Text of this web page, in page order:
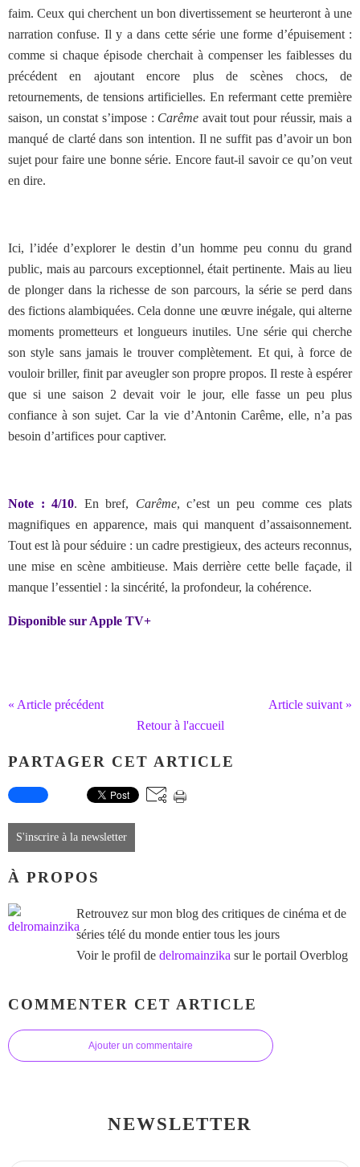
faim. Ceux qui cherchent un bon divertissement se heurteront à une
narration confuse. Il y a dans cette série une forme d’épuisement :
comme si chaque épisode cherchait à compenser les faiblesses du
précédent en ajoutant encore plus de scènes chocs, de
retournements, de tensions artificielles. En refermant cette première
saison, un constat s’impose : Carême avait tout pour réussir, mais a
manqué de clarté dans son intention. Il ne suffit pas d’avoir un bon
sujet pour faire une bonne série. Encore faut-il savoir ce qu’on veut
en dire.
Ici, l’idée d’explorer le destin d’un homme peu connu du grand
public, mais au parcours exceptionnel, était pertinente. Mais au lieu
de plonger dans la richesse de son parcours, la série se perd dans
des fictions alambiquées. Cela donne une œuvre inégale, qui alterne
moments prometteurs et longueurs inutiles. Une série qui cherche
son style sans jamais le trouver complètement. Et qui, à force de
vouloir briller, finit par aveugler son propre propos. Il reste à espérer
que si une saison 2 devait voir le jour, elle fasse un peu plus
confiance à son sujet. Car la vie d’Antonin Carême, elle, n’a pas
besoin d’artifices pour captiver.
Note : 4/10. En bref, Carême, c’est un peu comme ces plats
magnifiques en apparence, mais qui manquent d’assaisonnement.
Tout est là pour séduire : un cadre prestigieux, des acteurs reconnus,
une mise en scène ambitieuse. Mais derrière cette belle façade, il
manque l’essentiel : la sincérité, la profondeur, la cohérence.
Disponible sur Apple TV+
« Article précédent
Article suivant »
Retour à l'accueil
PARTAGER CET ARTICLE
S'inscrire à la newsletter
À PROPOS
Retrouvez sur mon blog des critiques de cinéma et de
séries télé du monde entier tous les jours
Voir le profil de delromainzika sur le portail Overblog
COMMENTER CET ARTICLE
Ajouter un commentaire
NEWSLETTER